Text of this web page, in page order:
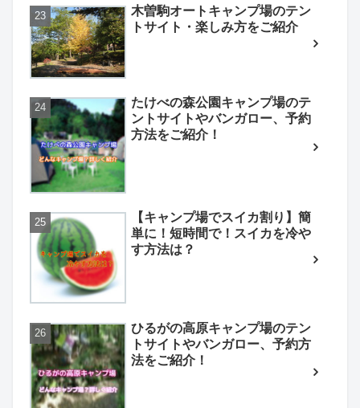
木曽駒オートキャンプ場のテン
トサイト・楽しみ方をご紹介
たけべの森公園キャンプ場のテ
ントサイトやバンガロー、予約
方法をご紹介！
【キャンプ場でスイカ割り】簡
単に！短時間で！スイカを冷や
す方法は？
ひるがの高原キャンプ場のテン
トサイトやバンガロー、予約方
法をご紹介！